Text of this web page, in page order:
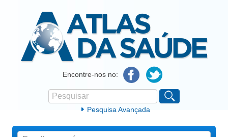
Atlas da SaúdeEncontre-nos no:
Formulário de procura
Pesquisar
Pesquisa Avançada